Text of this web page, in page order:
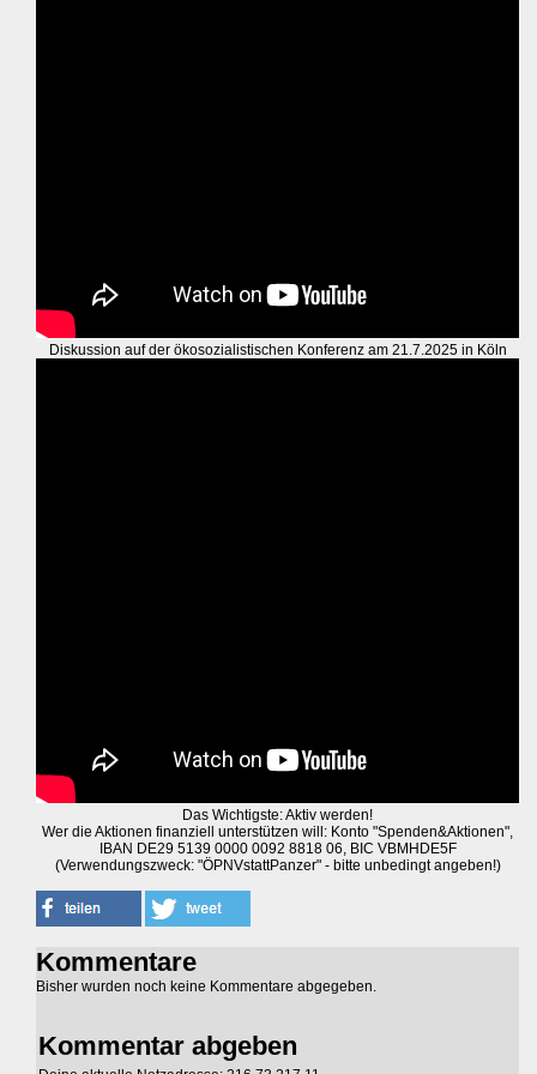
Diskussion auf der ökosozialistischen Konferenz am 21.7.2025 in Köln
Das Wichtigste: Aktiv werden!
Wer die Aktionen finanziell unterstützen will: Konto "Spenden&Aktionen",
IBAN DE29 5139 0000 0092 8818 06, BIC VBMHDE5F
(Verwendungszweck: "ÖPNVstattPanzer" - bitte unbedingt angeben!)
Kommentare
Bisher wurden noch keine Kommentare abgegeben.
Kommentar abgeben